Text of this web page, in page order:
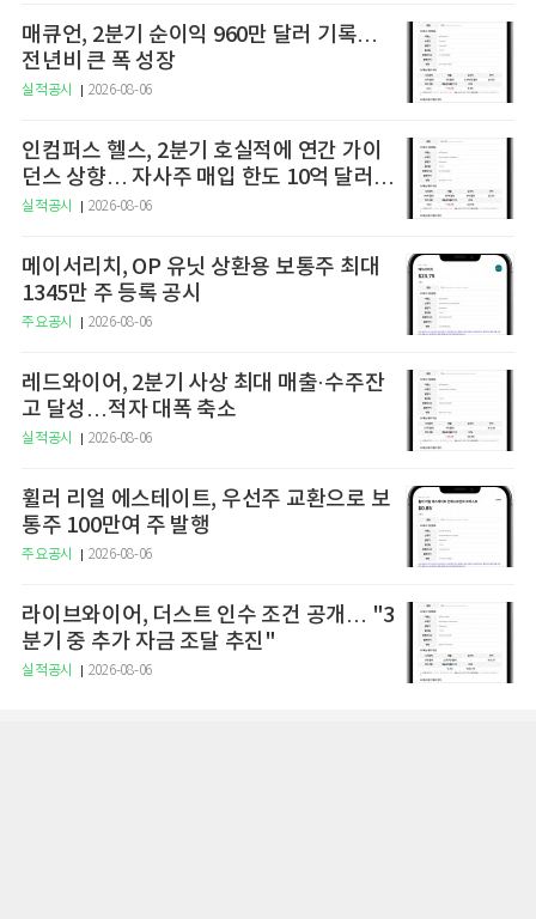
매큐언, 2분기 순이익 960만 달러 기록…
전년비 큰 폭 성장
실적공시 2026-08-06
인컴퍼스 헬스, 2분기 호실적에 연간 가이
던스 상향… 자사주 매입 한도 10억 달러로
확대
실적공시 2026-08-06
메이서리치, OP 유닛 상환용 보통주 최대
1345만 주 등록 공시
주요공시 2026-08-06
레드와이어, 2분기 사상 최대 매출·수주잔
고 달성…적자 대폭 축소
실적공시 2026-08-06
휠러 리얼 에스테이트, 우선주 교환으로 보
통주 100만여 주 발행
주요공시 2026-08-06
라이브와이어, 더스트 인수 조건 공개… "3
분기 중 추가 자금 조달 추진"
실적공시 2026-08-06